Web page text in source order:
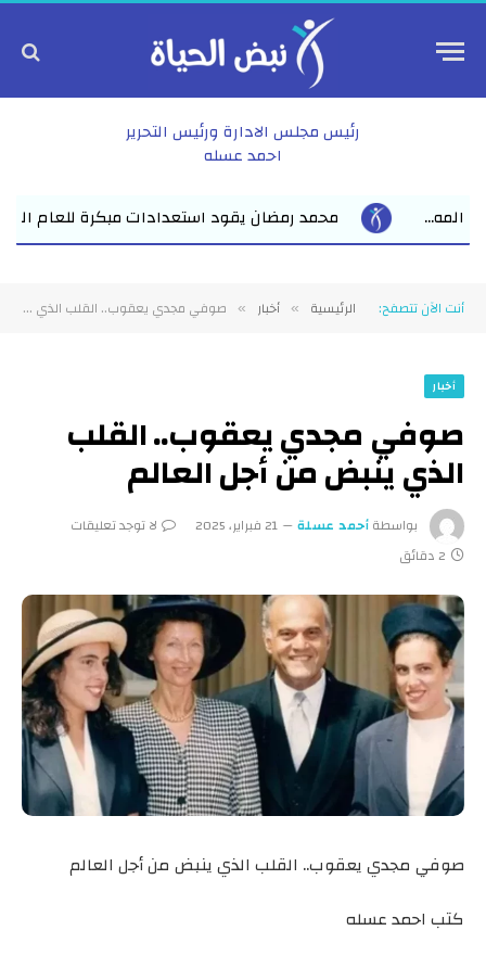
رئيس مجلس الادارة ورئيس التحرير
احمد عسله
مبكرة للعام الدراسي الجديد بفاقوس لقاء موسع يجمع
أنت الآن تتصفح: الرئيسية » أخبار » صوفي مجدي يعقوب.. القلب الذي ينبض من أجل العالم
أخبار
صوفي مجدي يعقوب.. القلب
الذي ينبض من أجل العالم
بواسطةأحمد عسلة 21 فبراير، 2025
لا توجد تعليقات
2 دقائق
صوفي مجدي يعقوب.. القلب الذي ينبض من أجل العالم
كتب احمد عسله